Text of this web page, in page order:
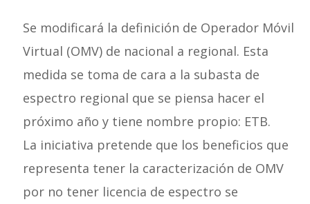
Se modificará la definición de Operador Móvil
Virtual (OMV) de nacional a regional. Esta
medida se toma de cara a la subasta de
espectro regional que se piensa hacer el
próximo año y tiene nombre propio: ETB.
La iniciativa pretende que los beneficios que
representa tener la caracterización de OMV
por no tener licencia de espectro se